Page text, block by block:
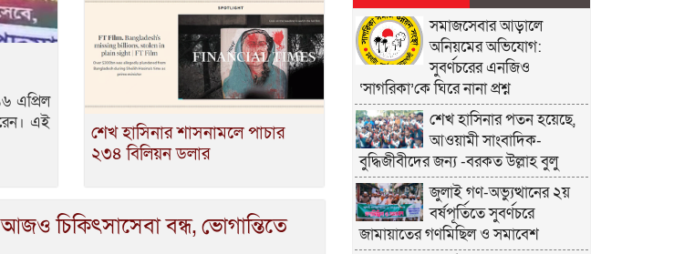
এপ্রিল
এই
শেখ হাসিনার শাসনামলে পাচার
২৩৪ বিলিয়ন ডলার
আজও চিকিৎসাসেবা বন্ধ, ভোগান্তিতে
সমাজসেবার আড়ালে
অনিয়মের অভিযোগ:
সুবর্ণচরের এনজিও
‘সাগরিকা’কে ঘিরে নানা প্রশ্ন
শেখ হাসিনার পতন হয়েছে,
আওয়ামী সাংবাদিক-
বুদ্ধিজীবীদের জন্য -বরকত উল্লাহ বুলু
জুলাই গণ-অভ্যুত্থানের ২য়
বর্ষপূর্তিতে সুবর্ণচরে
জামায়াতের গণমিছিল ও সমাবেশ